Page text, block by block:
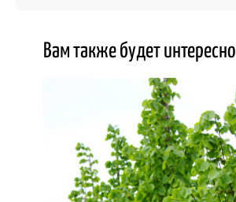
Вам также будет интересно